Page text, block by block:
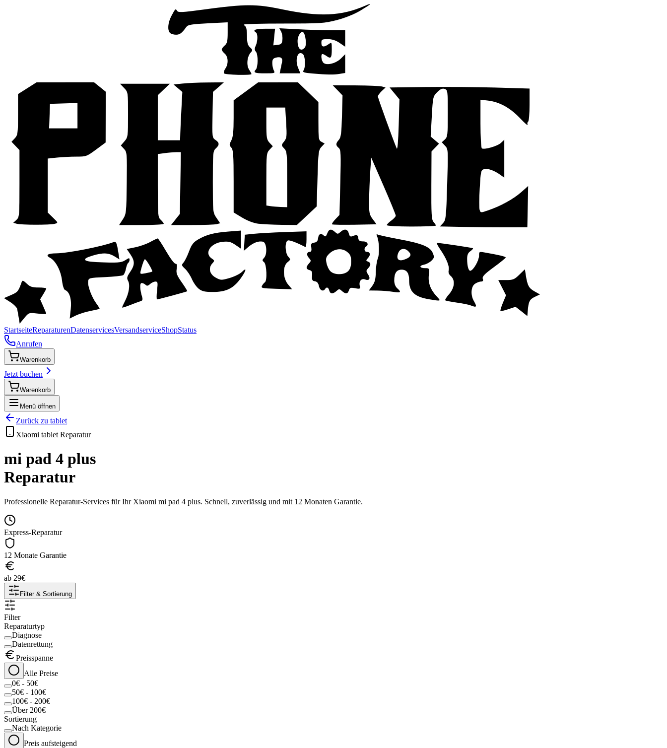
StartseiteReparaturenDatenservicesVersandserviceShopStatus
Anrufen
Warenkorb
Jetzt buchen
Warenkorb
Menü öffnen
Zurück zu tablet
Xiaomi tablet Reparatur
mi pad 4 plus
Reparatur
Professionelle Reparatur-Services für Ihr Xiaomi mi pad 4 plus. Schnell, zuverlässig und mit 12 Monaten Garantie.
Express-Reparatur
12 Monate Garantie
ab 29€
Filter & Sortierung
Filter
Reparaturtyp
Diagnose
Datenrettung
Preisspanne
Alle Preise
0€ - 50€
50€ - 100€
100€ - 200€
Über 200€
Sortierung
Nach Kategorie
Preis aufsteigend